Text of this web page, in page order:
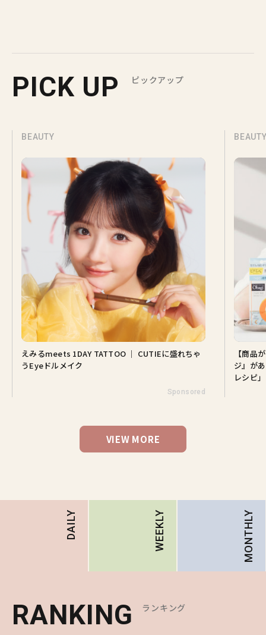
PICK UP ピックアップ
｜ CUTIEに盛れちゃ
【商品が当たる♡】この肌でいられ
ジ』があるから。山田涼介さんと選
VIEW MORE
DAILY WEEKLY MONTHLY
RANKING ランキング
RANKING ランキング
RANKING ランキング